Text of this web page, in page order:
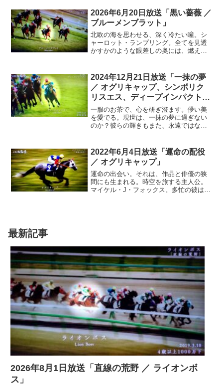
屈指の格式を誇るレースも、ここで…。
弾力性に富む美しい芝生。勝つには、柔
らかい馬場に負けない脚が、必須と言わ
れている。比類なきパワーを持つ勝者
が、日本へ…
2026年6月20日放送「黒い薔薇 ／
ブルーメンブラット」
北欧の海を思わせる、深く冷たい瞳。シ
ャーロット・ランプリング。全てを見透
かすかのような眼差しの奥には、燃えた
に魅力は深まり、彼女は、運命の女を演
じた。70歳目前で、キャリア最高の評
価。若さという炎が消えた後の、闇に輝
く花のように…
2024年12月21日放送「一抹の夢
／ オグリキャップ、シンボリク
リスエス、ディープインパクト、
オルフェーヴル、キタサンブラッ
ク」
一服のお茶で、心を研ぎ澄ます。儚い美
を愛でる。現世は、一抹の夢に過ぎない
のか？彼らの輝きもまた、永遠ではな
レッドのピークは、刹那とも言えよう。
きらめきを見逃すな…
2022年6月4日放送「運命の配役
／ オグリキャップ」
運命の出会い。それは、作品と俳優の狭
間にも生まれる。時空を旅する主人公。
マイケル・J・フォックス。多忙の彼は、
金字塔は打ち立てられた。運命のキャス
ティングが、観客を熱狂させる…
最新記事
2026年8月1日放送「直線の荒野 ／ ライオンボ
ス」